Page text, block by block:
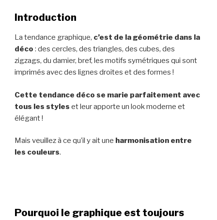
Introduction
La tendance graphique, c’est de la géométrie dans la
déco : des cercles, des triangles, des cubes, des
zigzags, du damier, bref, les motifs symétriques qui sont
imprimés avec des lignes droites et des formes !
Cette tendance déco se marie parfaitement avec
tous les styles et leur apporte un look moderne et
élégant !
Mais veuillez à ce qu’il y ait une harmonisation entre
les couleurs.
Pourquoi le graphique est toujours